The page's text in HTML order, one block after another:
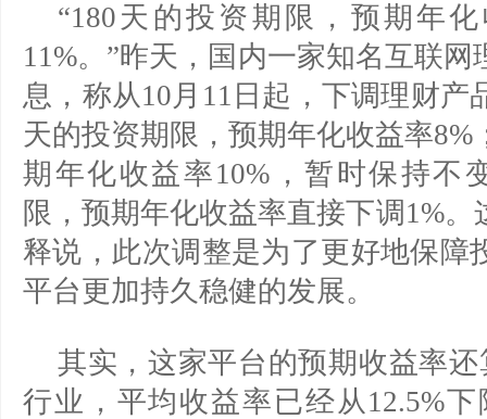
“180天的投资期限，预期年
11%。”昨天，国内一家知名互联
息，称从10月11日起，下调理财产
天的投资期限，预期年化收益率8%
期年化收益率10%，暂时保持不
限，预期年化收益率直接下调1%。
释说，此次调整是为了更好地保障
平台更加持久稳健的发展。
其实，这家平台的预期收益率还
行业，平均收益率已经从12.5%